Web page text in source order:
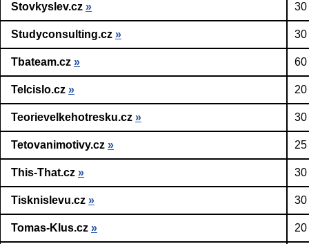
Stovkyslev.cz » 30
Studyconsulting.cz » 30
Tbateam.cz » 60
Telcislo.cz »
Teorievelkehotresku.cz » 30
Tetovanimotivy.cz »
This-That.cz » 30
Tisknislevu.cz » 30
Tomas-Klus.cz »